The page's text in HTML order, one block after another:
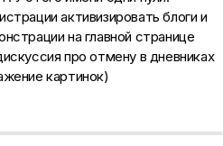
активизировать блоги и
на главной странице
про отмену в дневниках
картинок)